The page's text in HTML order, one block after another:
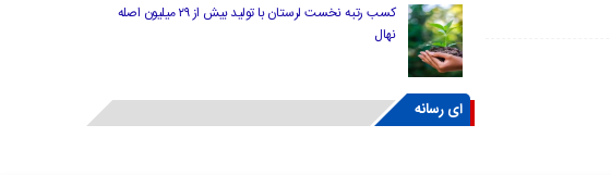
کسب رتبه نخست لرستان با تولید بیش از ۲۹ میلیون اصله
نهال
ای رسانه